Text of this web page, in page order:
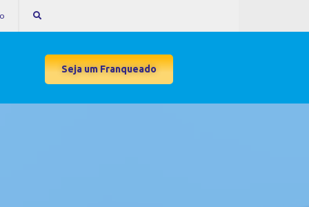
Seja um Franqueado